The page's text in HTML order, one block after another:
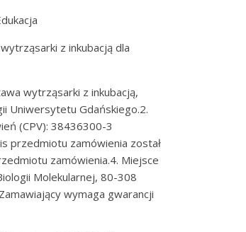
z inkubacją dla
wytrząsarki z inkubacją,
Uniwersytetu Gdańskiego.2.
(CPV): 38436300-3
przedmiotu zamówienia został
zamówienia.4. Miejsce
Molekularnej, 80-308
wymaga gwarancji